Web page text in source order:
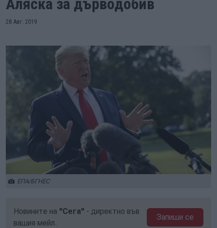
Аляска за дърводобив
28 Авг. 2019
ЕПА/БГНЕС
Новините на "Сега" - директно във
вашия мейл.
Запиши се